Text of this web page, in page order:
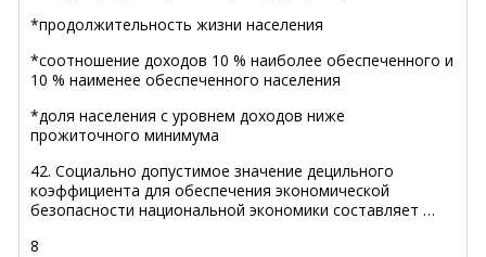
*продолжительность жизни населения
*соотношение доходов 10 % наиболее обеспеченного и
10 % наименее обеспеченного населения
*доля населения с уровнем доходов ниже
прожиточного минимума
42. Социально допустимое значение децильного
коэффициента для обеспечения экономической
безопасности национальной экономики составляет …
8